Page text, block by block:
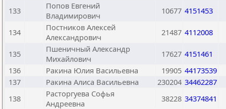
133
Попов Евгений
Владимирович
10677 4151453
134
Постников Алексей
Александрович
21487 4112008
135
Пшеничный Александр
Михайлович
17627 4151461
136
Ракина Юлия Васильевна 19905 44173539
137
Ракина Алиса Васильевна 230204 34462287
138
Расторгуева Софья
Андреевна
38228 34374841